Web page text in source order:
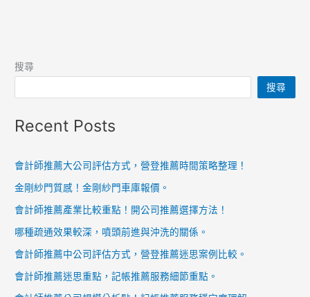
搜尋
搜尋
Recent Posts
會計師推薦大公司評估方式，營登推薦時間策略整理！
金剛紗門質感！金剛紗門車庫報價。
會計師推薦產業比較重點！開公司推薦選擇方法！
哪種疏通效果較深，噴頭前進與沖洗的關係。
會計師推薦中公司評估方式，營登推薦迷思案例比較。
會計師推薦迷思重點，記帳推薦服務細節重點。